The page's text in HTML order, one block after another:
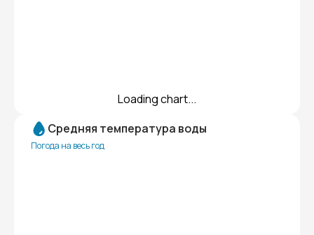
Loading chart...
Средняя температура воды
Погода на весь год